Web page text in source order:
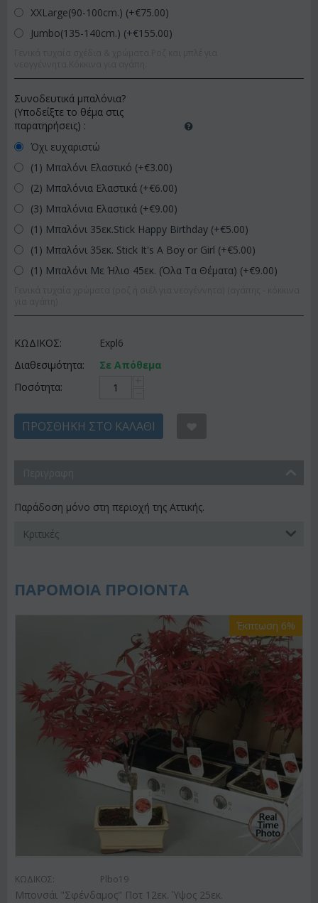
XXLarge(90-100cm.) (+€75.00)
Jumbo(135-140cm.) (+€155.00)
Συνοδευτικά μπαλόνια?
(Υποδείξτε το θέμα στις
παρατηρήσεις) :
Όχι ευχαριστώ
(1) Μπαλόνι Ελαστικό (+€3.00)
(2) Μπαλόνια Ελαστικά (+€6.00)
(3) Μπαλόνια Ελαστικά (+€9.00)
(1) Μπαλόνι 35εκ.Stick Happy Birthday (+€5.00)
(1) Μπαλόνι 35εκ. Stick It's A Boy or Girl (+€5.00)
(1) Μπαλόνι Με Ήλιο 45εκ. (Όλα Τα Θέματα) (+€9.00)
ΚΩΔΙΚΟΣ:
Expl6
Διαθεσιμότητα:
Σε Απόθεμα
Ποσότητα:
ΠΡΟΣΘΉΚΗ ΣΤΟ ΚΑΛΆΘΙ
Παράδοση μόνο στη περιοχή της Αττικής.
Κριτικές
ΠΑΡΟΜΟΙΑ ΠΡΟΙΟΝΤΑ
Έκπτωση 6%
ΚΩΔΙΚΟΣ: Plbo19
Μπονσάι "Σφένδαμος" Ποτ 12εκ. Ύψος 25εκ.